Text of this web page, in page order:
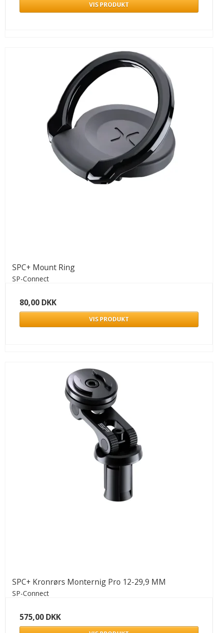
VIS PRODUKT
SPC+ Mount Ring
SP-Connect
80,00 DKK
VIS PRODUKT
SPC+ Kronrørs Monternig Pro 12-29,9 MM
SP-Connect
575,00 DKK